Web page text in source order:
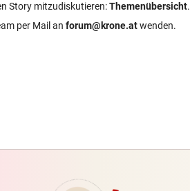
Story mitzudiskutieren:Themenübersicht.
per Mail an forum@krone.atwenden.